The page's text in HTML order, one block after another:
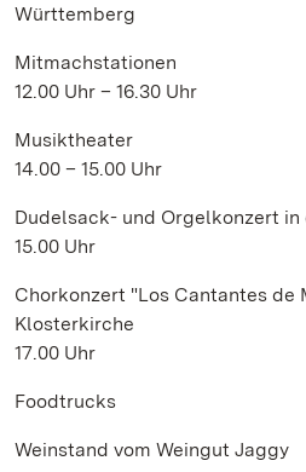
Württemberg
Mitmachstationen
12.00 Uhr – 16.30 Uhr
Musiktheater
14.00 – 15.00 Uhr
Dudelsack- und Orgelkonzert
15.00 Uhr
Chorkonzert "Los Cantantes de
Klosterkirche
17.00 Uhr
Foodtrucks
Weinstand vom Weingut Jaggy